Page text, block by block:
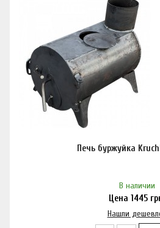
Печь буржуйка
В наличии
Цена 1445
Нашли